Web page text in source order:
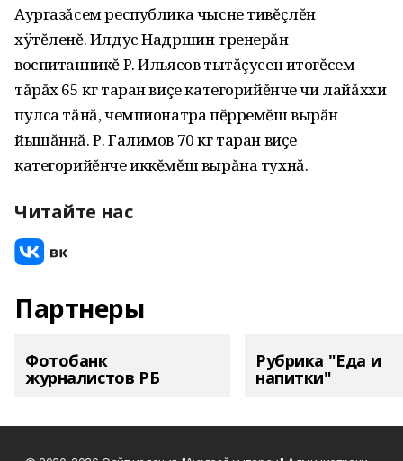
Аургазăсем республика чысне тивĕçлĕн
хÿтĕленĕ. Илдус Надршин тренерăн
воспитанникĕ Р. Ильясов тытăçусен итогĕсем
тăрăх 65 кг таран виçе категорийĕнче чи лайăххи
пулса тăнă, чемпионатра пĕрремĕш вырăн
йышăннă. Р. Галимов 70 кг таран виçе
категорийĕнче иккĕмĕш вырăна тухнă.
Читайте нас
Партнеры
Фотобанк
журналистов РБ
Рубрика "Еда и
напитки"